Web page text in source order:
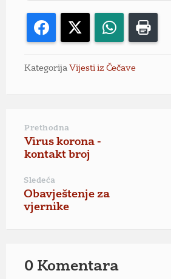
Facebook WhatsApp
Kategorija Vijesti iz Čečave
Prethodna
Virus korona -
kontakt broj
Sledeća
Obavještenje za
vjernike
0 Komentara